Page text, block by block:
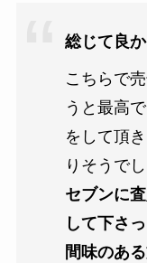
総じて良
こちらで
うと最高
をして頂
りそうで
セブンに
して下さ
間味のあ